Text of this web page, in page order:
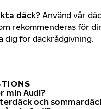
däck? Använd vår
rekommenderas för
dig för däckrådgivning.
min Audi?
och